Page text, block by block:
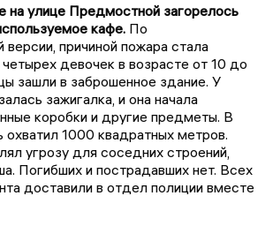
на улице Предмостной загорелось
кафе. По
версии, причиной пожара стала
девочек в возрасте от 10 до
зашли в заброшенное здание. У
зажигалка, и она начала
коробки и другие предметы. В
охватил 1000 квадратных метров.
угрозу для соседних строений,
Погибших и пострадавших нет. Всех
доставили в отдел полиции вместе